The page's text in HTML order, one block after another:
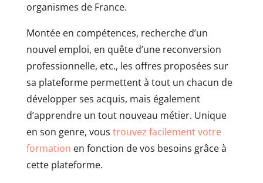
organismes de France.
Montée en compétences, recherche d’un
nouvel emploi, en quête d’une reconversion
professionnelle, etc., les offres proposées sur
sa plateforme permettent à tout un chacun de
développer ses acquis, mais également
d’apprendre un tout nouveau métier. Unique
en son genre, vous trouvez facilement votre
formation en fonction de vos besoins grâce à
cette plateforme.